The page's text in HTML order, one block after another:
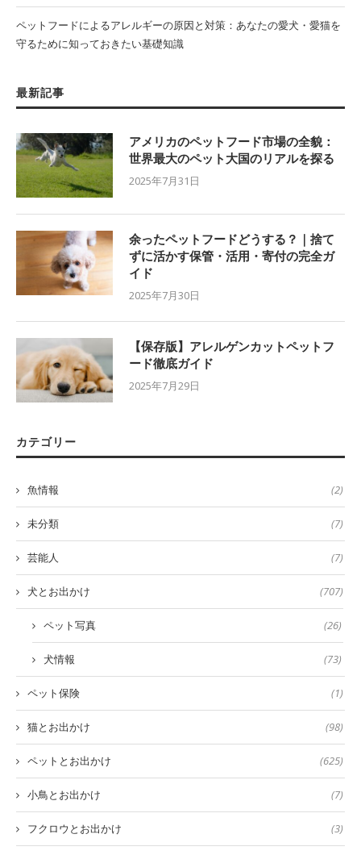
ペットフードによるアレルギーの原因と対策：あなたの愛犬・愛猫を
守るために知っておきたい基礎知識
最新記事
アメリカのペットフード市場の全貌：
世界最大のペット大国のリアルを探る
2025年7月31日
余ったペットフードどうする？｜捨て
ずに活かす保管・活用・寄付の完全ガ
イド
2025年7月30日
【保存版】アレルゲンカットペットフ
ード徹底ガイド
2025年7月29日
カテゴリー
魚情報 (2)
未分類 (7)
芸能人 (7)
犬とお出かけ (707)
ペット写真 (26)
犬情報 (73)
ペット保険 (1)
猫とお出かけ (98)
ペットとお出かけ (625)
小鳥とお出かけ (7)
フクロウとお出かけ (3)